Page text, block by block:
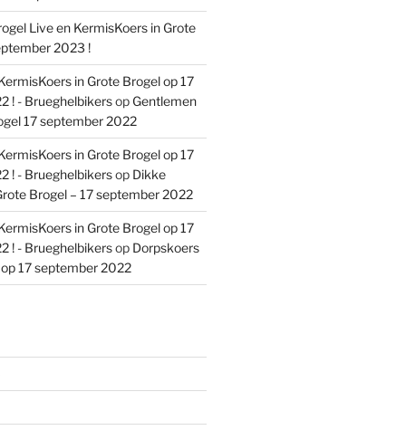
Live en KermisKoers in Grote
2023 !
in Grote Brogel op 17
! - Brueghelbikersop Gentlemen
17 september 2022
in Grote Brogel op 17
! - Brueghelbikersop Dikke
Brogel – 17 september 2022
in Grote Brogel op 17
! - Brueghelbikersop Dorpskoers
17 september 2022